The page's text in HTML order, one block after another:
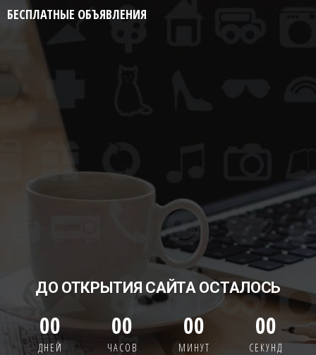
БЕСПЛАТНЫЕ ОБЪЯВЛЕНИЯ
ДО ОТКРЫТИЯ САЙТА ОСТАЛОСЬ
00
ДНЕЙ
00
ЧАСОВ
00
МИНУТ
00
СЕКУНД